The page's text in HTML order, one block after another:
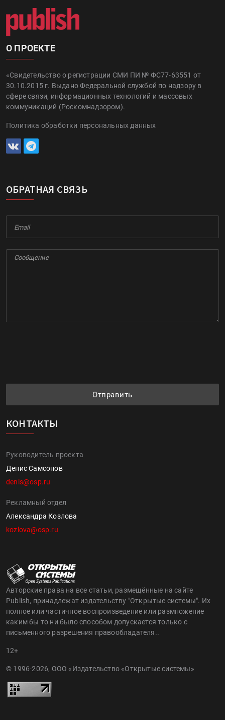
О ПРОЕКТЕ
«Свидетельство о регистрации СМИ ПИ № ФС77-63551 от
30.10.2015 г. Выдано Федеральной службой по надзору в
сфере связи, информационных технологий и массовых
коммуникаций (Роскомнадзором).
Политика обработки персональных данных
ОБРАТНАЯ СВЯЗЬ
Отправить
КОНТАКТЫ
Руководитель проекта
Денис Самсонов
denis@osp.ru
Рекламный отдел
Александра Козлова
kozlova@osp.ru
Авторские права на все статьи, размещённые на сайте
Publish, принадлежат издательству "Открытые системы". Их
полное или частичное воспроизведение или размножение
каким бы то ни было способом допускается только с
письменного разрешения правообладателя..
12+
© 1996-2026, ООО «Издательство «Открытые системы»